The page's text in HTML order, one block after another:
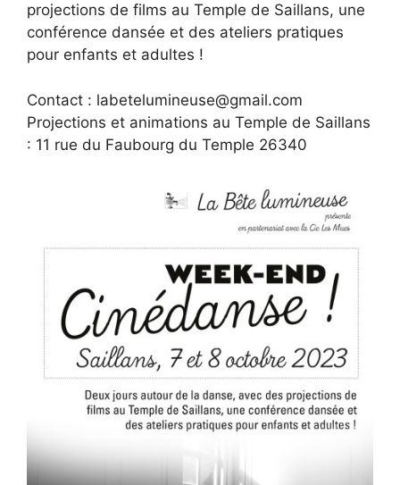
projections de films au Temple de Saillans, une
conférence dansée et des ateliers pratiques
pour enfants et adultes !
Contact : labetelumineuse@gmail.com
Projections et animations au Temple de Saillans
: 11 rue du Faubourg du Temple 26340